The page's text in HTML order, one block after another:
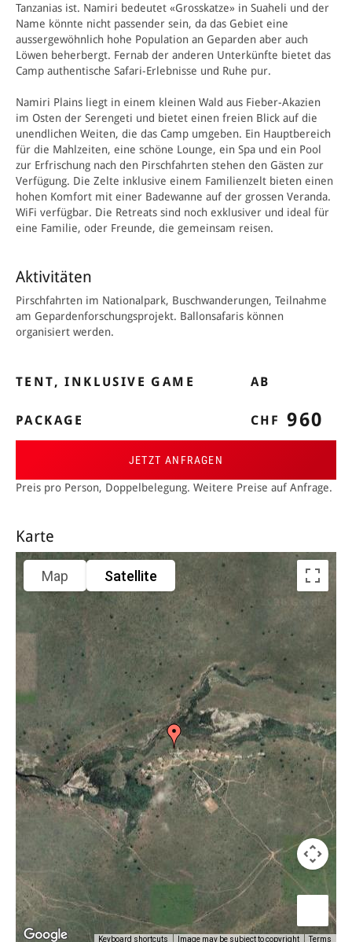
Tanzanias ist. Namiri bedeutet «Grosskatze» in Suaheli und der
Name könnte nicht passender sein, da das Gebiet eine
aussergewöhnlich hohe Population an Geparden aber auch
Löwen beherbergt. Fernab der anderen Unterkünfte bietet das
Camp authentische Safari­-Erlebnisse und Ruhe pur.
Namiri Plains liegt in einem kleinen Wald aus Fieber-­Akazien
im Osten der Serengeti und bietet einen freien Blick auf die
unendlichen Weiten, die das Camp umgeben. Ein Hauptbereich
für die Mahlzeiten, eine schöne Lounge, ein Spa und ein Pool
zur Erfrischung nach den Pirschfahrten stehen den Gästen zur
Verfügung. Die Zelte inklusive einem Familien­zelt bieten einen
hohen Komfort mit einer Badewanne auf der grossen Veranda.
WiFi verfügbar. Die Retreats sind noch exklusiver und ideal für
eine Familie, oder Freunde, die gemeinsam reisen.
Aktivitäten
Pirschfahrten im Nationalpark, Buschwanderungen, Teilnahme
am Gepardenforschungsprojekt. Ballonsafaris können
organisiert werden.
TENT, INKLUSIVE GAME
PACKAGE
AB
CHF 960
JETZT ANFRAGEN
Preis pro Person, Doppelbelegung. Weitere Preise auf Anfrage.
Karte
Map Satellite
Keyboard shortcuts Image may be subject to copyright Terms